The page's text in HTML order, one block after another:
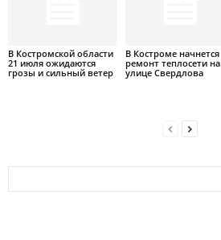
В Костромской области
21 июля ожидаются
грозы и сильный ветер
В Костроме начнется
ремонт теплосети на
улице Свердлова